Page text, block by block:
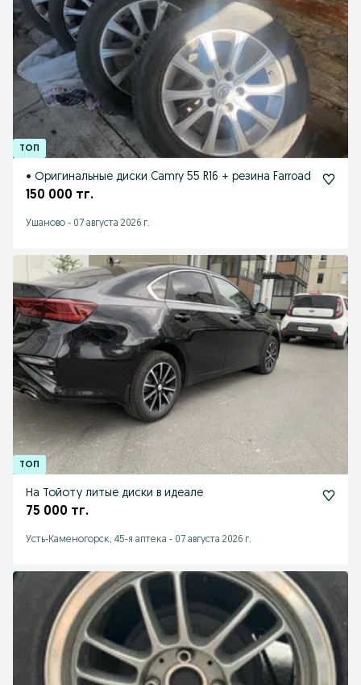
• Оригинальные диски Camry 55 R16 + резина Farroad
150 000 тг.
Ушаново - 07 августа 2026 г.
На Тойоту литые диски в идеале
75 000 тг.
Усть-Каменогорск, 45-я аптека - 07 августа 2026 г.